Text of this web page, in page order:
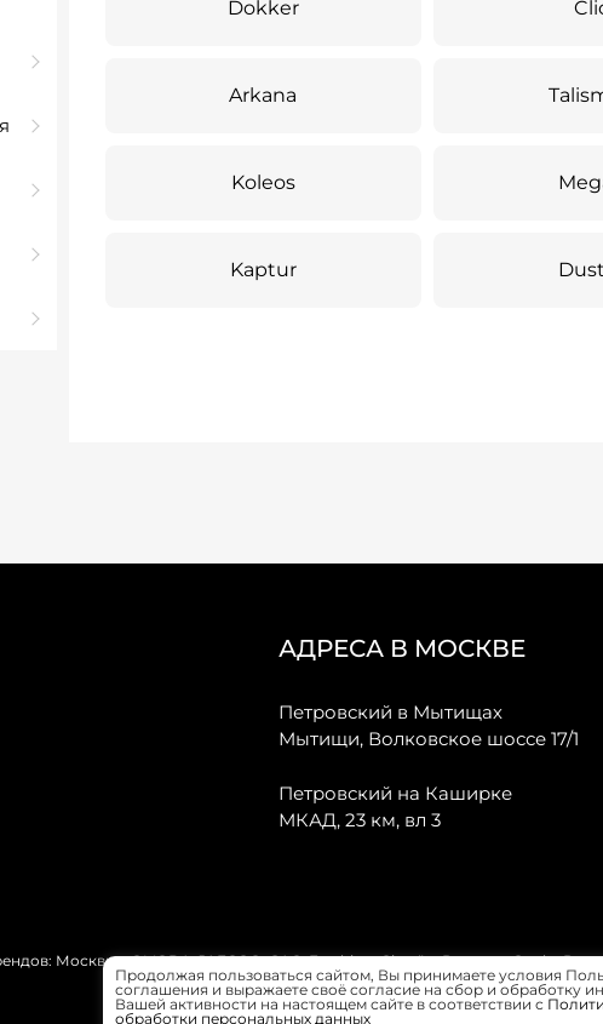
Dokker
Arkana
Koleos
Kaptur
АДРЕСА В МОСКВЕ
Петровский в Мытищах
Мытищи, Волковское шоссе 17/1
Петровский на Каширке
МКАД, 23 км, вл 3
Москвич, OMODA, JAECOO, GAC, Forthing, Citroёn, Peugeot, Opel и
Продолжая пользоваться сайтом, Вы принимаете условия
соглашения и выражаете своё согласие на сбор и обработку
Вашей активности на настоящем сайте в соответствии с
обработки персональных данных